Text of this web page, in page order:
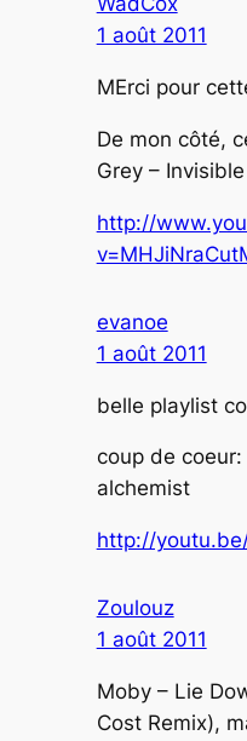
1 août 2011
MErci pour
De mon côté,
Grey –
http://
evanoe
1 août 2011
belle playlist
coup de
alchemist
http://
Zoulouz
1 août 2011
Moby – Lie
Cost Remix),